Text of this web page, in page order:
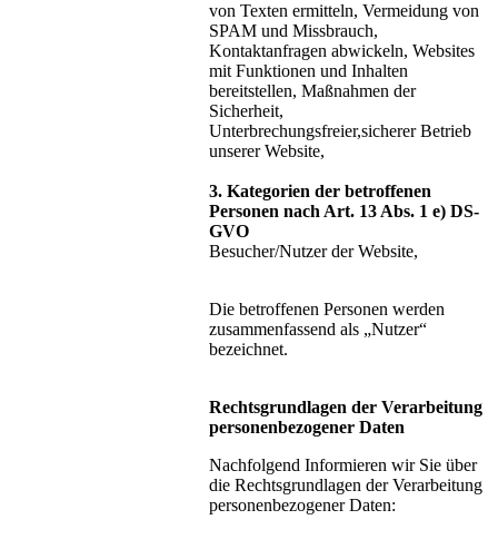
von Texten ermitteln, Vermeidung von
SPAM und Missbrauch,
Kontaktanfragen abwickeln, Websites
mit Funktionen und Inhalten
bereitstellen, Maßnahmen der
Sicherheit,
Unterbrechungsfreier,sicherer Betrieb
unserer Website,
3. Kategorien der betroffenen
Personen nach Art. 13 Abs. 1 e) DS-
GVO
Besucher/Nutzer der Website,
Die betroffenen Personen werden
zusammenfassend als „Nutzer“
bezeichnet.
Rechtsgrundlagen der Verarbeitung
personenbezogener Daten
Nachfolgend Informieren wir Sie über
die Rechtsgrundlagen der Verarbeitung
personenbezogener Daten: